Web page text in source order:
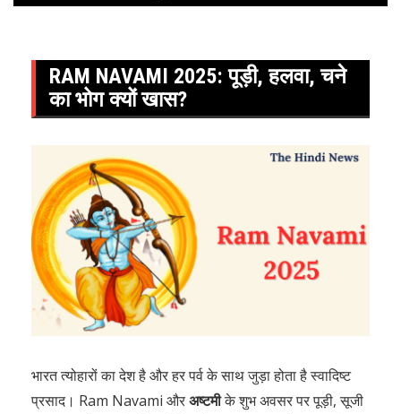
RAM NAVAMI 2025: पूड़ी, हलवा, चने
का भोग क्यों खास?
भारत त्योहारों का देश है और हर पर्व के साथ जुड़ा होता है स्वादिष्ट
प्रसाद। Ram Navami औरअष्टमीके शुभ अवसर पर पूड़ी, सूजी